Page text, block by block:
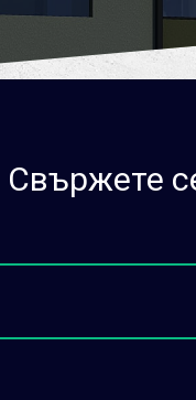
Свържете